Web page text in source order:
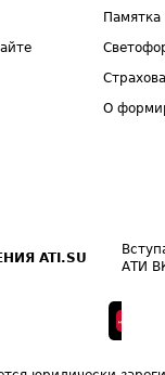
Памятка
О
ATI.SU
АТИ